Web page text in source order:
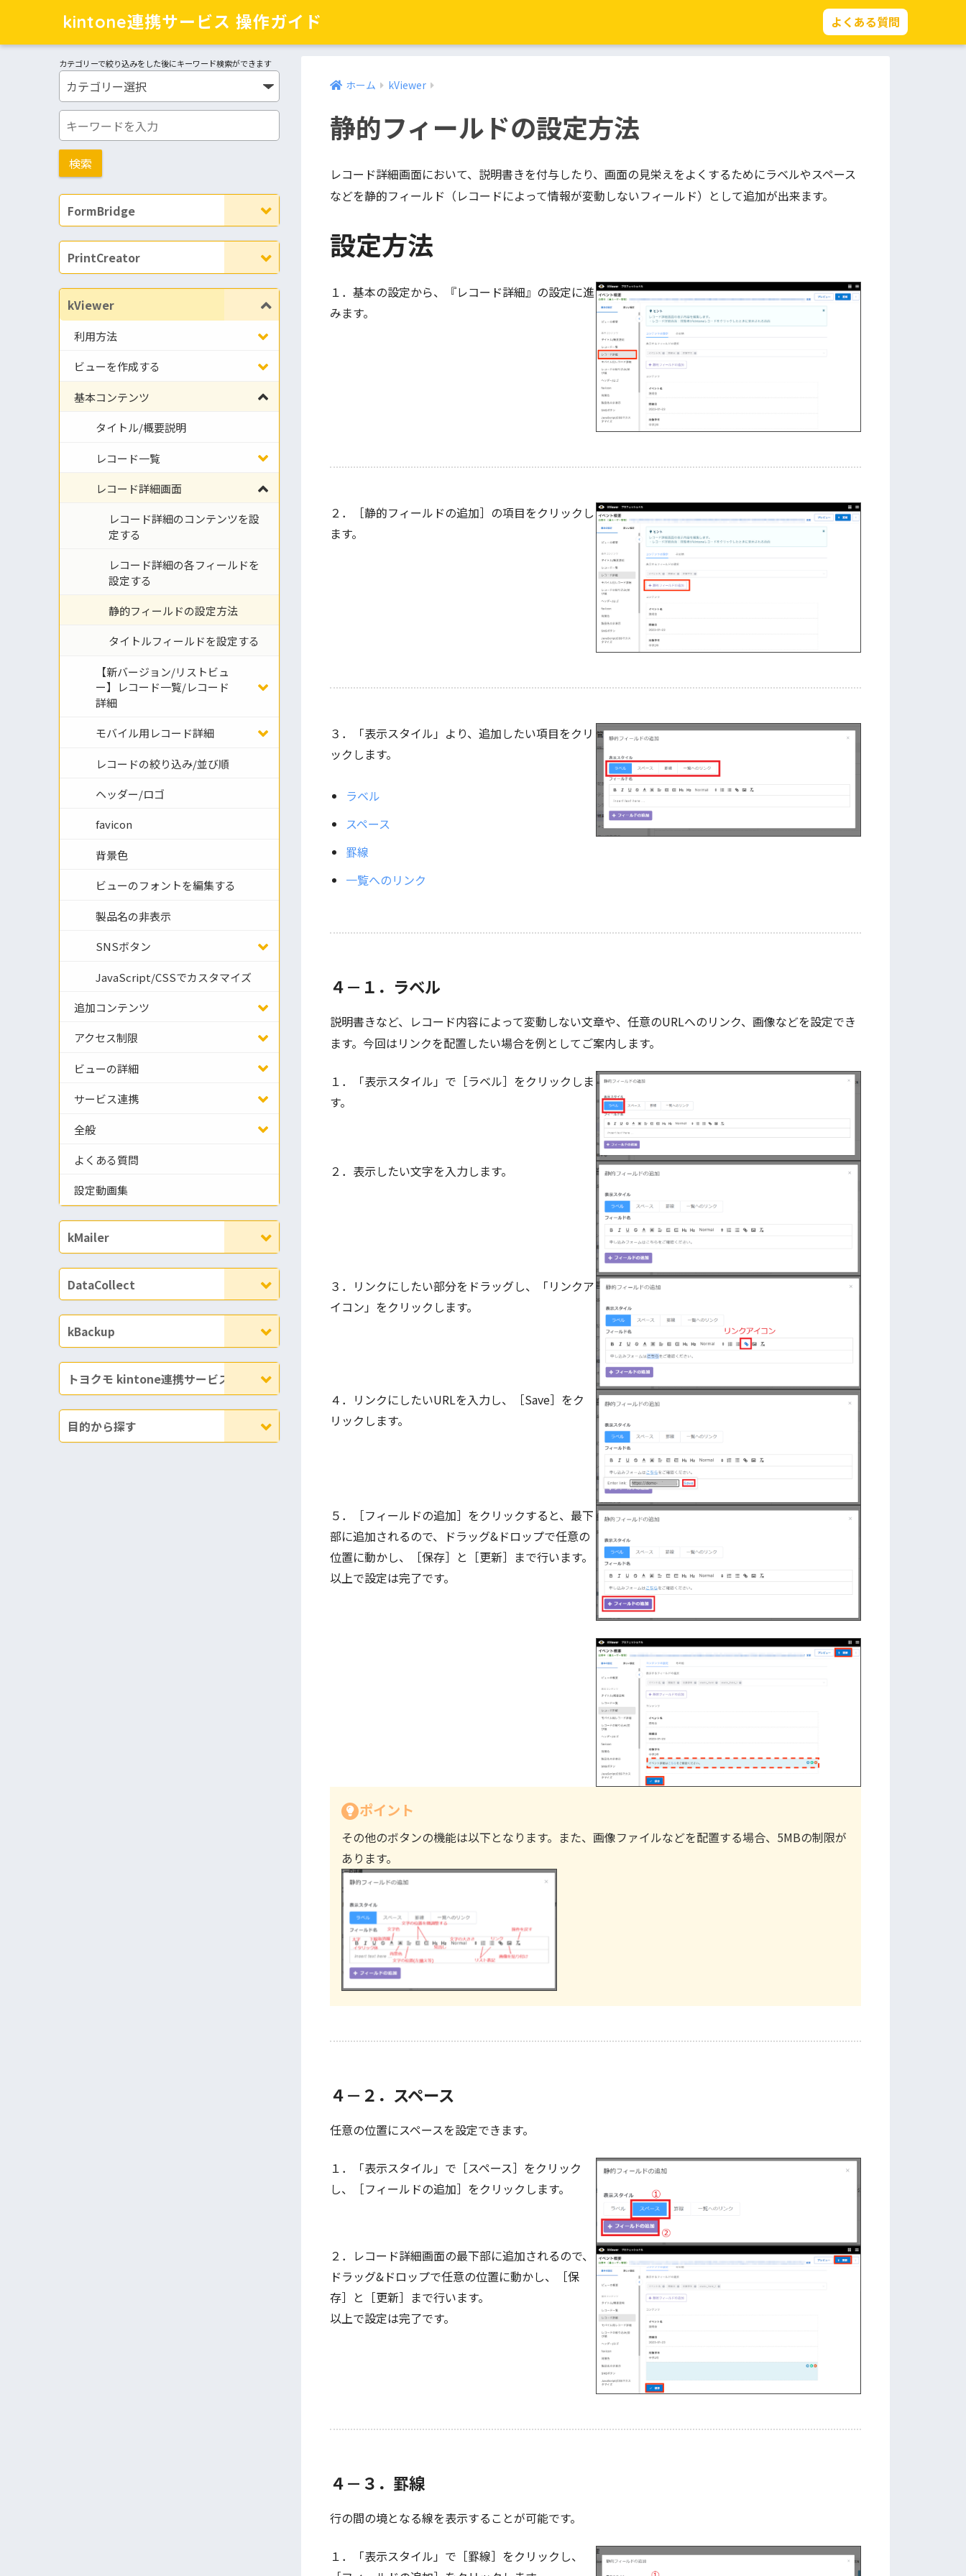
kintone連携サービス 操作ガイド よくある質問
カテゴリーで絞り込みをした後にキーワード検索ができます
FormBridge
PrintCreator
kViewer
利用方法
ビューを作成する
基本コンテンツ
タイトル/概要説明
レコード一覧
レコード詳細画面
レコード詳細のコンテンツを設
定する
レコード詳細の各フィールドを
設定する
静的フィールドの設定方法
タイトルフィールドを設定する
【新バージョン/リストビュ
ー】レコード一覧/レコード
詳細
モバイル用レコード詳細
レコードの絞り込み/並び順
ヘッダー/ロゴ
favicon
背景色
ビューのフォントを編集する
製品名の非表示
SNSボタン
JavaScript/CSSでカスタマイズ
追加コンテンツ
アクセス制限
ビューの詳細
サービス連携
全般
よくある質問
設定動画集
kMailer
DataCollect
kBackup
トヨクモ kintone連携サービス
目的から探す
ホーム kViewer
静的フィールドの設定方法
レコード詳細画面において、説明書きを付与したり、画面の見栄えをよくするためにラベルやスペース
などを静的フィールド（レコードによって情報が変動しないフィールド）として追加が出来ます。
設定方法
１．基本の設定から、『レコード詳細』の設定に進
みます。
２．［静的フィールドの追加］の項目をクリックし
ます。
３．「表示スタイル」より、追加したい項目をクリ
ックします。
ラベル
スペース
罫線
一覧へのリンク
４－１．ラベル
説明書きなど、レコード内容によって変動しない文章や、任意のURLへのリンク、画像などを設定でき
ます。今回はリンクを配置したい場合を例としてご案内します。
１．「表示スタイル」で［ラベル］をクリックしま
す。
２．表示したい文字を入力します。
３．リンクにしたい部分をドラッグし、「リンクア
イコン」をクリックします。
４．リンクにしたいURLを入力し、［Save］をク
リックします。
５．［フィールドの追加］をクリックすると、最下
部に追加されるので、ドラッグ&ドロップで任意の
位置に動かし、［保存］と［更新］まで行います。
以上で設定は完了です。
ポイント
その他のボタンの機能は以下となります。また、画像ファイルなどを配置する場合、5MBの制限が
あります。
４－２．スペース
任意の位置にスペースを設定できます。
１．「表示スタイル」で［スペース］をクリック
し、［フィールドの追加］をクリックします。
２．レコード詳細画面の最下部に追加されるので、
ドラッグ&ドロップで任意の位置に動かし、［保
存］と［更新］まで行います。
以上で設定は完了です。
４－３．罫線
行の間の境となる線を表示することが可能です。
１．「表示スタイル」で［罫線］をクリックし、